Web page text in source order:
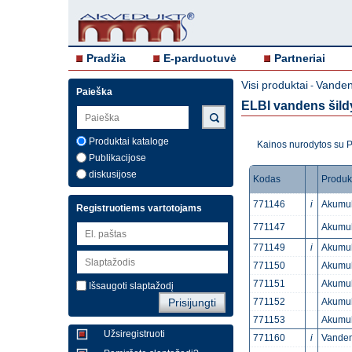
Pradžia E-parduotuvė Partneriai
Paieška
Produktai kataloge
Publikacijose
diskusijose
Registruotiems vartotojams
Išsaugoti slaptažodį
Užsiregistruoti
Visi produktai -
ELBI vandens
Kainos nurodytos su
Kodas
771146 i
771147
771149
i
771150
771151
771152
771153
771160
i